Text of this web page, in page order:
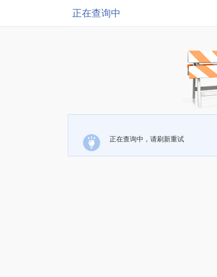
正在查询中
正在查询中，请刷新重试